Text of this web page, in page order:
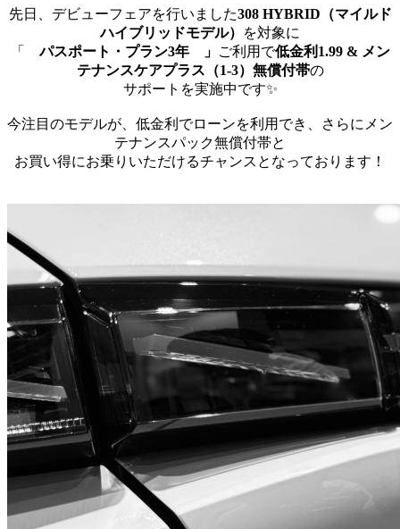
先日、デビューフェアを行いました308 HYBRID（マイルド
ハイブリッドモデル）
を対象に
「パスポート・プラン3年 」 ご利用で低金利1.99 & メン
テナンスケアプラス（1-3）無償付帯の
サポートを実施中です✨
今注目のモデルが、低金利でローンを利用でき、さらにメン
テナンスパック無償付帯と
お買い得にお乗りいただけるチャンスとなっております！